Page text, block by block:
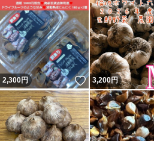
2,300円 いいね！
3,200円